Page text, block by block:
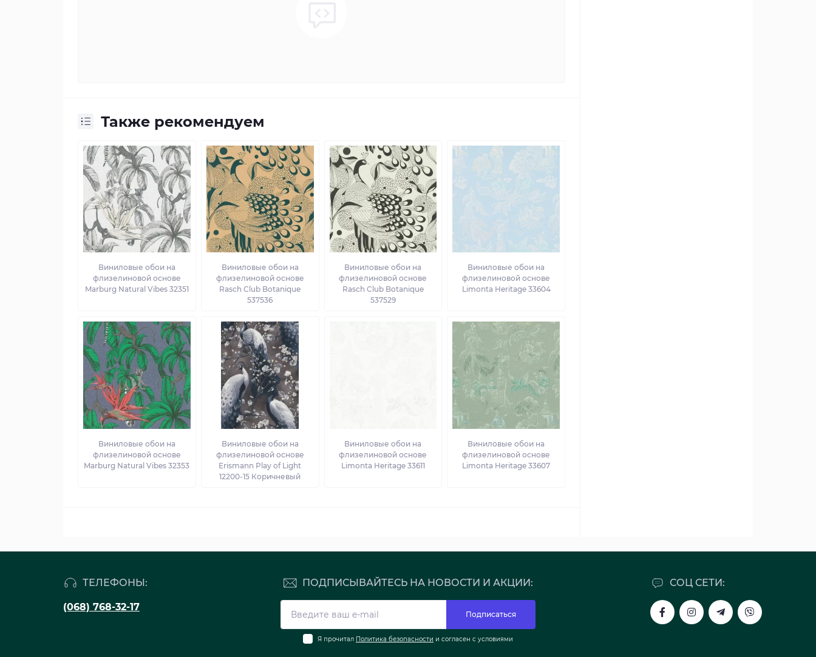
Также рекомендуем
Виниловые обои на
флизелиновой основе
Marburg Natural Vibes 32351
Виниловые обои на
флизелиновой основе
Rasch Club Botanique
537536
Виниловые обои на
флизелиновой основе
Rasch Club Botanique
537529
Виниловые обои на
флизелиновой основе
Limonta Heritage 33604
Виниловые обои на
флизелиновой основе
Marburg Natural Vibes 32353
Виниловые обои на
флизелиновой основе
Erismann Play of Light
12200-15 Коричневый
Виниловые обои на
флизелиновой основе
Limonta Heritage 33611
Виниловые обои на
флизелиновой основе
Limonta Heritage 33607
ТЕЛЕФОНЫ:
(068) 768-32-17
СОЦ СЕТИ:
ПОДПИСЫВАЙТЕСЬ НА НОВОСТИ И АКЦИИ:
Подписаться
Я прочитал Политика безопасности и согласен с условиями